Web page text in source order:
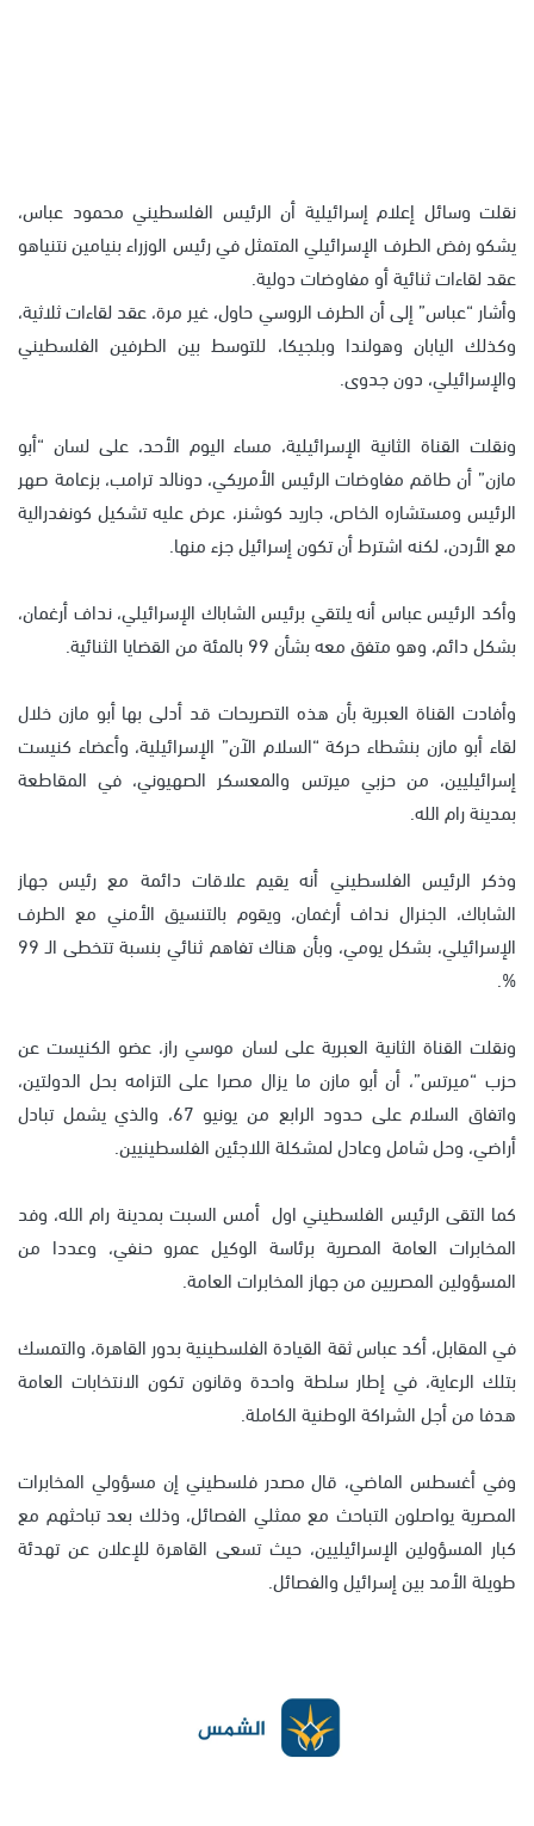
نقلت وسائل إعلام إسرائيلية أن الرئيس الفلسطيني محمود عباس،
يشكو رفض الطرف الإسرائيلي المتمثل في رئيس الوزراء بنيامين نتنياهو
عقد لقاءات ثنائية أو مفاوضات دولية.
وأشار “عباس” إلى أن الطرف الروسي حاول، غير مرة، عقد لقاءات ثلاثية،
وكذلك اليابان وهولندا وبلجيكا، للتوسط بين الطرفين الفلسطيني
والإسرائيلي، دون جدوى.
ونقلت القناة الثانية الإسرائيلية، مساء اليوم الأحد، على لسان “أبو
مازن” أن طاقم مفاوضات الرئيس الأمريكي، دونالد ترامب، بزعامة صهر
الرئيس ومستشاره الخاص، جاريد كوشنر، عرض عليه تشكيل كونفدرالية
مع الأردن، لكنه اشترط أن تكون إسرائيل جزء منها.
وأكد الرئيس عباس أنه يلتقي برئيس الشاباك الإسرائيلي، نداف أرغمان،
بشكل دائم، وهو متفق معه بشأن 99 بالمئة من القضايا الثنائية.
وأفادت القناة العبرية بأن هذه التصريحات قد أدلى بها أبو مازن خلال
لقاء أبو مازن بنشطاء حركة “السلام الآن” الإسرائيلية، وأعضاء كنيست
إسرائيليين، من حزبي ميرتس والمعسكر الصهيوني، في المقاطعة
بمدينة رام الله.
وذكر الرئيس الفلسطيني أنه يقيم علاقات دائمة مع رئيس جهاز
الشاباك، الجنرال نداف أرغمان، ويقوم بالتنسيق الأمني مع الطرف
الإسرائيلي، بشكل يومي، وبأن هناك تفاهم ثنائي بنسبة تتخطى الـ 99
%.
ونقلت القناة الثانية العبرية على لسان موسي راز، عضو الكنيست عن
حزب “ميرتس”، أن أبو مازن ما يزال مصرا على التزامه بحل الدولتين،
واتفاق السلام على حدود الرابع من يونيو 67، والذي يشمل تبادل
أراضي، وحل شامل وعادل لمشكلة اللاجئين الفلسطينيين.
كما التقى الرئيس الفلسطيني اول أمس السبت بمدينة رام الله، وفد
المخابرات العامة المصرية برئاسة الوكيل عمرو حنفي، وعددا من
المسؤولين المصريين من جهاز المخابرات العامة.
في المقابل، أكد عباس ثقة القيادة الفلسطينية بدور القاهرة، والتمسك
بتلك الرعاية، في إطار سلطة واحدة وقانون تكون الانتخابات العامة
هدفا من أجل الشراكة الوطنية الكاملة.
وفي أغسطس الماضي، قال مصدر فلسطيني إن مسؤولي المخابرات
المصرية يواصلون التباحث مع ممثلي الفصائل، وذلك بعد تباحثهم مع
كبار المسؤولين الإسرائيليين، حيث تسعى القاهرة للإعلان عن تهدئة
طويلة الأمد بين إسرائيل والفصائل.